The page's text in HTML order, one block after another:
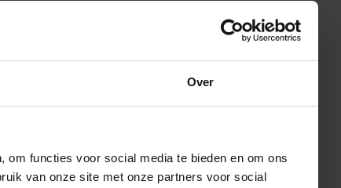
Over
functies voor social media te bieden en om ons
van onze site met onze partners voor social